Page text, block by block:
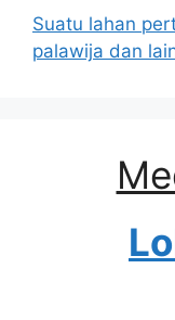
Suatu lahan
palawija dan